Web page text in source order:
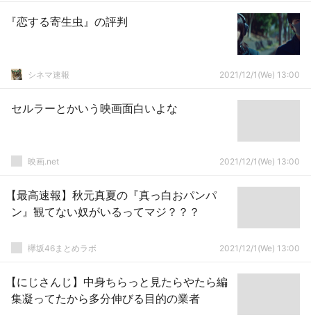
『恋する寄生虫』の評判
シネマ速報 2021/12/1(We) 13:00
セルラーとかいう映画面白いよな
映画.net 2021/12/1(We) 13:00
【最高速報】秋元真夏の『真っ白おパンパ
ン』観てない奴がいるってマジ？？？
欅坂46まとめラボ 2021/12/1(We) 13:00
【にじさんじ】中身ちらっと見たらやたら編
集凝ってたから多分伸びる目的の業者